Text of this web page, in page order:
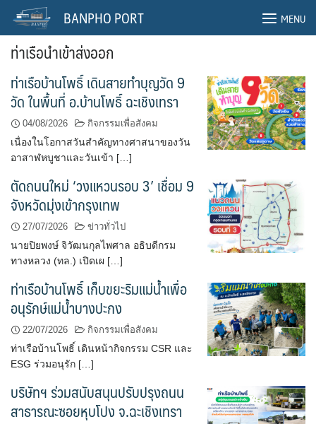
Skip
content
BANPHO PORT MENU
ท่าเรือนำเข้าส่งออก
ท่าเรือบ้านโพธิ์ เดินสายทำบุญวัด 9
วัด ในพื้นที่ อ.บ้านโพธิ์ ฉะเชิงเทรา
04/08/2026 กิจกรรมเพื่อสังคม
เนื่องในโอกาสวันสำคัญทางศาสนาของวัน
อาสาฬหบูชาและวันเข้า […]
ตัดถนนใหม่ ‘วงแหวนรอบ 3’ เชื่อม 9
จังหวัดมุ่งเข้ากรุงเทพ
27/07/2026 ข่าวทั่วไป
นายปิยพงษ์ จิวัฒนกุลไพศาล อธิบดีกรม
ทางหลวง (ทล.) เปิดเผ […]
ท่าเรือบ้านโพธิ์ เก็บขยะริมแม่น้ำเพื่อ
อนุรักษ์แม่น้ำบางปะกง
22/07/2026 กิจกรรมเพื่อสังคม
ท่าเรือบ้านโพธิ์ เดินหน้ากิจกรรม CSR และ
ESG ร่วมอนุรัก […]
บริษัทฯ ร่วมสนับสนุนปรับปรุงถนน
สาธารณะซอยหุบโปง จ.ฉะเชิงเทรา